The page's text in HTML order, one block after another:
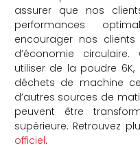
assurer que nos
performances
encourager nos
d’économie
utiliser de la poudre 6K,
déchets de machine
d’autres sources de
peuvent être
supérieure. Retrouvez
officiel.